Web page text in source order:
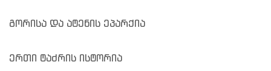
გორისა და ატენის ეპარქია
ერთი ტაძრის ისტორია